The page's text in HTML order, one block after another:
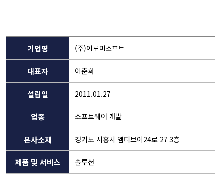
기업명 (주)이루미소프트
대표자 이춘화
설립일 2011.01.27
업종 소프트웨어 개발
본사소재 경기도 시흥시 엠티브이24로 27 3층
제품 및 서비스 솔루션